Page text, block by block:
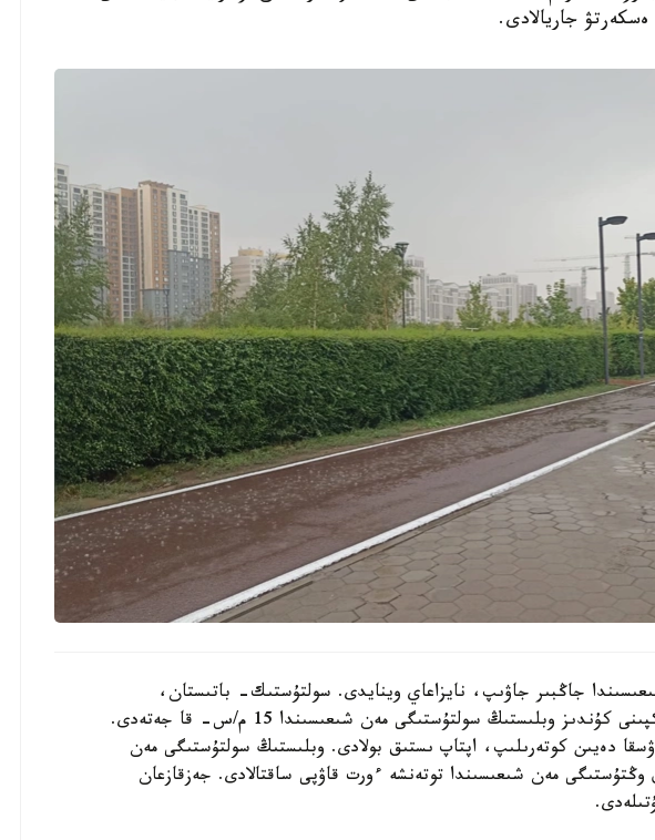
جاڭبىر جاۋىپ، نايزاعاي وينايدى. سولتۇستىك- باتىستان،
سولتۇستىكتەن سوعاتىن جەلدىڭ ەكپىنى كۇندىز وبلىستىڭ سولتۇستىگى مەن شىعىسىندا 15 م/س- قا جەتەدى.
اۋا تەمپەراتۋراسى +35 گرادۋسقا دەيىن كوتەرىلىپ، اپتاپ ىستىق بولادى. وبلىستىڭ سولتۇستىگى مەن
وڭتۇستىگى مەن شىعىسىندا توتەنشە ءورت قاۋپى ساقتالادى. جەزقازعان